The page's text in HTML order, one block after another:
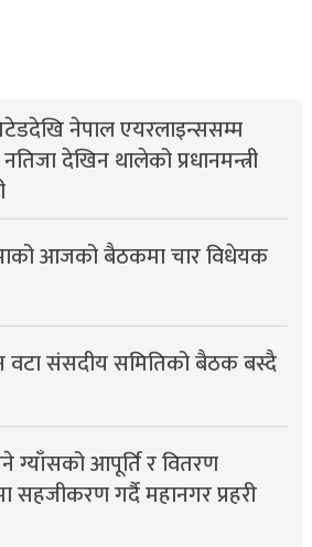
नेपाल एयरलाइन्ससम्म
देखिन थालेको प्रधानमन्त्री
आजको बैठकमा चार विधेयक
वटा संसदीय समितिको बैठक बस्दै
ग्याँसको आपूर्ति र वितरण
सहजीकरण गर्दै महानगर प्रहरी